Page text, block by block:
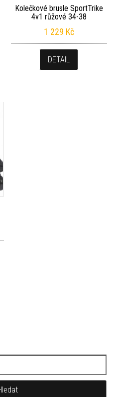
Kolečkové brusle SportTrike
4v1 růžové 34-38
1 229 Kč
DETAIL